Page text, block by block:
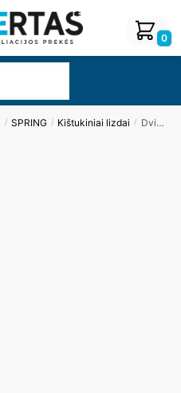
0
/ SPRING / Kištukiniai lizdai / Dvivietis plastiko rėmelis (baltas)